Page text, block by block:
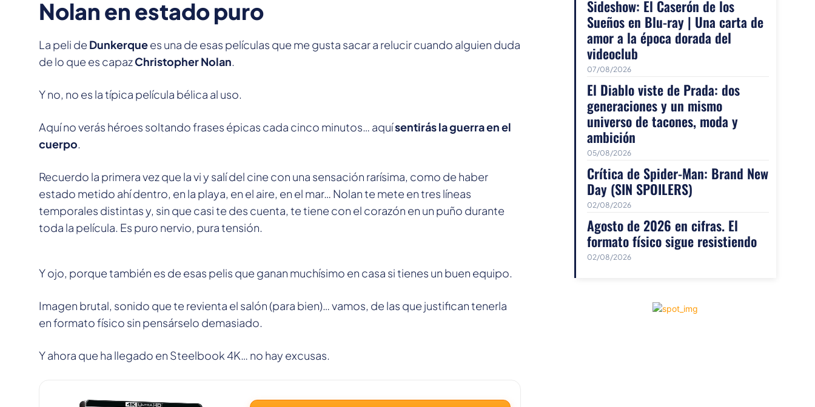
Nolan en estado puro
La peli de Dunkerquees una de esas películas que me gusta sacar a relucir cuando alguien duda
de lo que es capazChristopher Nolan.
Y no, no es la típica película bélica al uso.
Aquí no verás héroes soltando frases épicas cada cinco minutos… aquísentirás la guerra en el
cuerpo.
Recuerdo la primera vez que la vi y salí del cine con una sensación rarísima, como de haber
estado metido ahí dentro, en la playa, en el aire, en el mar… Nolan te mete en tres líneas
temporales distintas y, sin que casi te des cuenta, te tiene con el corazón en un puño durante
toda la película. Es puro nervio, pura tensión.
Y ojo, porque también es de esas pelis que ganan muchísimo en casa si tienes un buen equipo.
Imagen brutal, sonido que te revienta el salón (para bien)… vamos, de las que justifican tenerla
en formato físico sin pensárselo demasiado.
Y ahora que ha llegado en Steelbook 4K… no hay excusas.
Sideshow: El Caserón de los
Sueños en Blu-ray | Una carta de
amor a la época dorada del
videoclub
07/08/2026
El Diablo viste de Prada: dos
generaciones y un mismo
universo de tacones, moda y
ambición
05/08/2026
Crítica de Spider-Man: Brand New
Day (SIN SPOILERS)
02/08/2026
Agosto de 2026 en cifras. El
formato físico sigue resistiendo
02/08/2026